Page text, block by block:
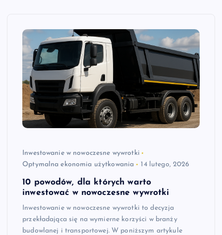
Inwestowanie w nowoczesne wywrotki
Optymalna ekonomia użytkowania
14 lutego, 2026
10 powodów, dla których warto
inwestować w nowoczesne wywrotki
Inwestowanie w nowoczesne wywrotki to decyzja
przekładająca się na wymierne korzyści w branży
budowlanej i transportowej. W poniższym artykule